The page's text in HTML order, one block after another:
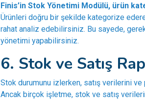
Finis’in Stok Yönetimi Modülü, ürün
Ürünleri doğru bir şekilde kategorize
rahat analiz edebilirsiniz. Bu sayede,
yönetimi yapabilirsiniz.
6. Stok ve Satış
Stok durumunu izlerken, satış verilerini
Ancak birçok işletme, stok ve satış